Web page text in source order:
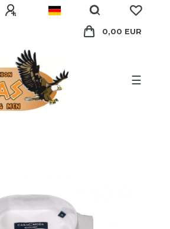
0,00 EUR
☰